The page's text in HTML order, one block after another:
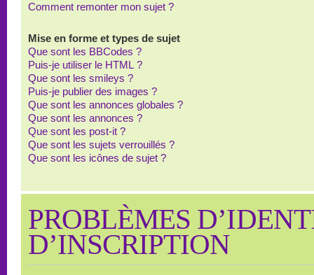
Comment remonter mon sujet ?
Mise en forme et types de sujet
Que sont les BBCodes ?
Puis-je utiliser le HTML ?
Que sont les smileys ?
Puis-je publier des images ?
Que sont les annonces globales ?
Que sont les annonces ?
Que sont les post-it ?
Que sont les sujets verrouillés ?
Que sont les icônes de sujet ?
PROBLÈMES
D’INSCRIPTION